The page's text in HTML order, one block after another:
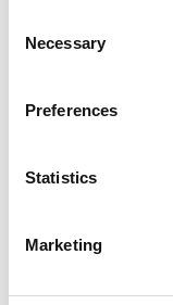
Selection
Necessary
Preferences
Statistics
Marketing
Funktionalität zum
Vorteile
Mit der